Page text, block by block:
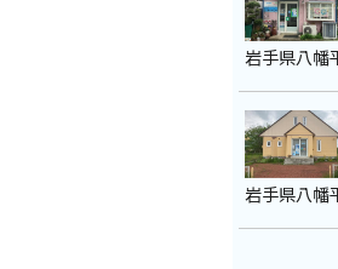
岩手県八
岩手県八幡